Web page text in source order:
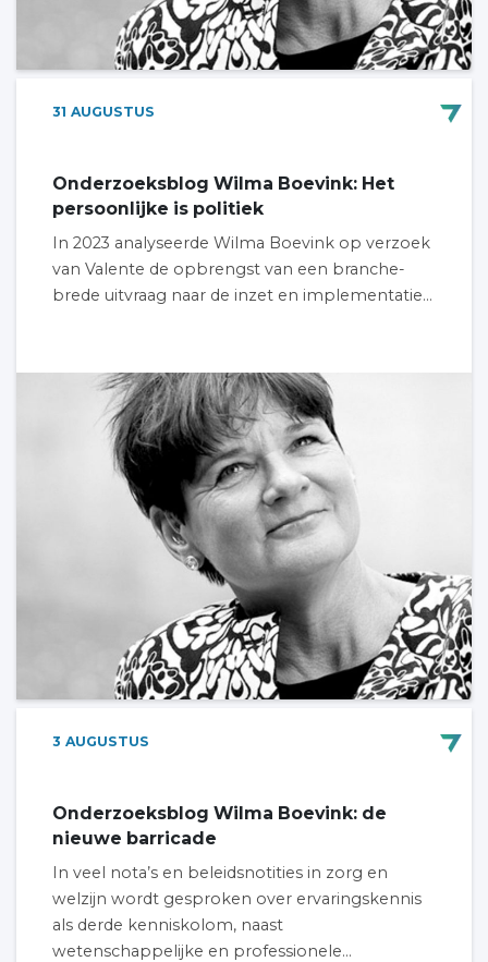
31 AUGUSTUS
Onderzoeksblog Wilma Boevink: Het
persoonlijke is politiek
In 2023 analyseerde Wilma Boevink op verzoek
van Valente de opbrengst van een branche-
brede uitvraag naar de inzet en implementatie...
3 AUGUSTUS
Onderzoeksblog Wilma Boevink: de
nieuwe barricade
In veel nota’s en beleidsnotities in zorg en
welzijn wordt gesproken over ervaringskennis
als derde kenniskolom, naast
wetenschappelijke en professionele...